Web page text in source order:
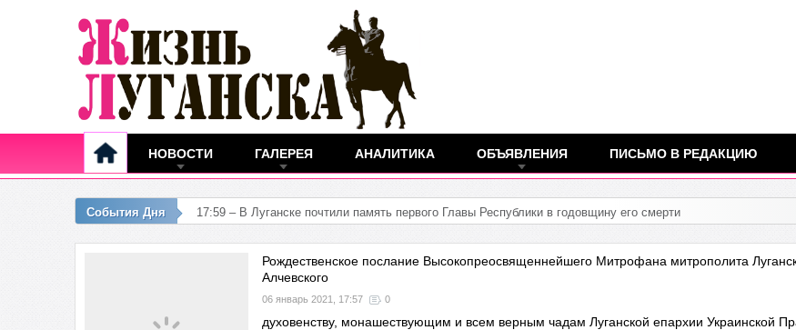
НОВОСТИ ГАЛЕРЕЯ АНАЛИТИКА ОБЪЯВЛЕНИЯ ПИСЬМО В РЕДАКЦИЮ
События Дня 15:32 – Завод "
Рождественское послание Высокопреосвященнейшего Митрофана митрополита
Алчевского
06 январь 2021, 17:57 0
духовенству, монашествующим и всем верным чадам Луганской епархии Украинской